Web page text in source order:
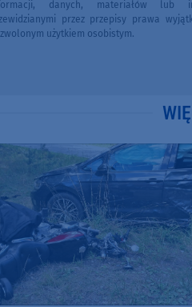
danych, materiałów lub
przez przepisy prawa
użytkiem osobistym.